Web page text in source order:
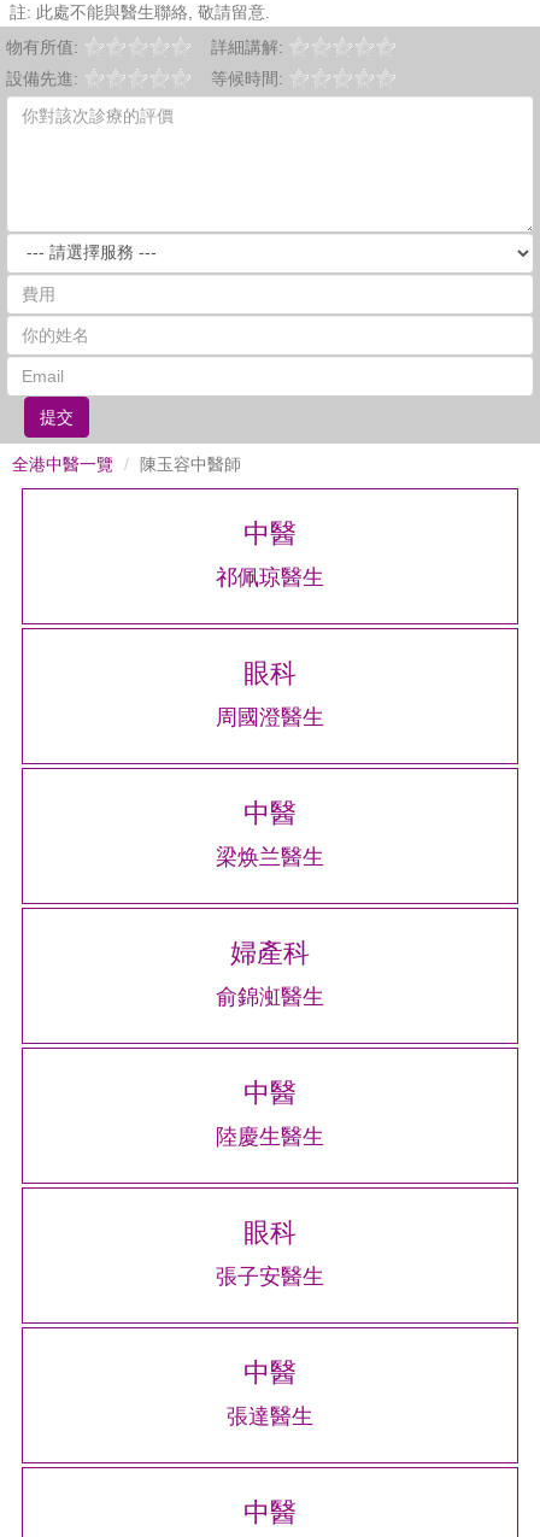
註: 此處不能與醫生聯絡, 敬請留意.
物有所值:
詳細講解:
設備先進:
等候時間:
提交
全港中醫一覽 陳玉容中醫師
中醫
祁佩琼醫生
眼科
周國澄醫生
中醫
梁焕兰醫生
婦產科
俞錦渱醫生
中醫
陸慶生醫生
眼科
張子安醫生
中醫
張達醫生
中醫